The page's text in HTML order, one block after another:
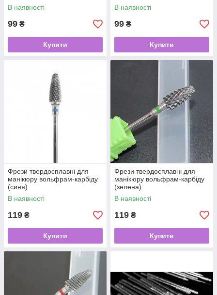
В наявності
99 ₴
Купити
В наявності
99 ₴
Купити
Фрези твердосплавні для
манікюру вольфрам-карбіду
(синя)
В наявності
119 ₴
Купити
Фрези твердосплавні для
манікюру вольфрам-карбіду
(зелена)
В наявності
119 ₴
Купити